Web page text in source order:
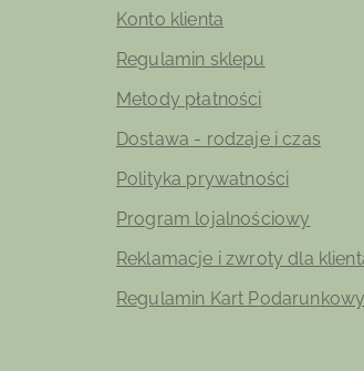
Konto klienta
Regulamin sklepu
Metody płatności
Dostawa - rodzaje i czas
Polityka prywatności
Program lojalnościowy
Reklamacje i zwroty dla
Regulamin Kart